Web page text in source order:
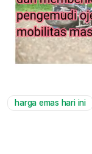
harga emas hari ini